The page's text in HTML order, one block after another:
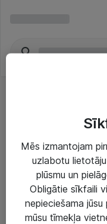
Risinājumi &
IT serviss un atbalsts
IT infrastruktūra
Mēs izmantojam
uzlabotu
plūsmu un
Obligātie sīkfaili
nepieciešama
mūsu tīmekļa